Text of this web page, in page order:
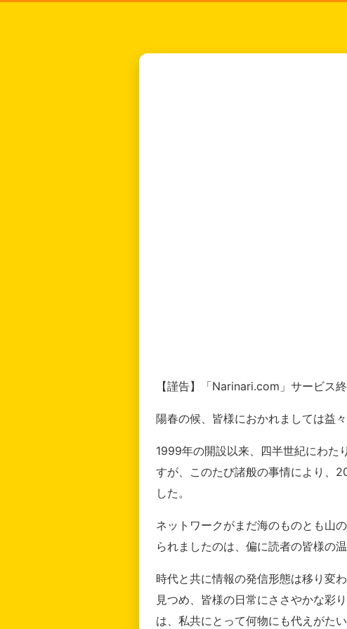
【謹告】「Narinari.com」サービス
陽春の候、皆様におかれましては益
1999年の開設以来、四半世紀にわた
すが、このたび諸般の事情により、
した。
ネットワークがまだ海のものとも山
られましたのは、偏に読者の皆様の
時代と共に情報の発信形態は移り変
見つめ、皆様の日常にささやかな彩
は、私共にとって何物にも代えがた